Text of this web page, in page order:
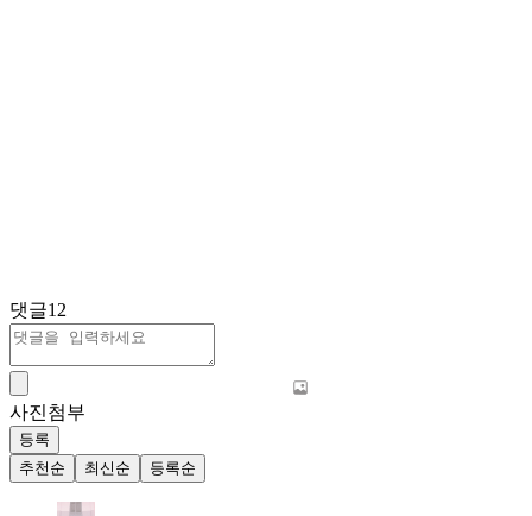
댓글12
사진첨부
등록
추천순
최신순 등록순